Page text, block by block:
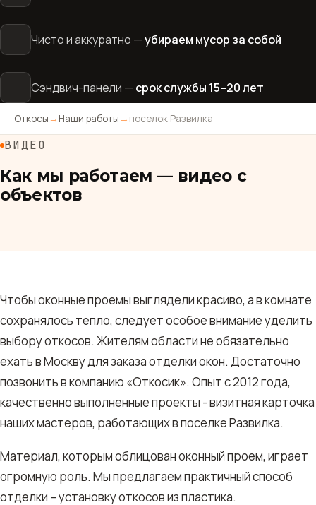
Чисто и аккуратно —убираем мусор за собой
Сэндвич-панели — срок службы 15–20 лет
Откосы → Наши работы → поселок Развилка
ВИДЕО
Как мы работаем — видео с
объектов
Чтобы оконные проемы выглядели красиво, а в комнате
сохранялось тепло, следует особое внимание уделить
выбору откосов. Жителям области не обязательно
ехать в Москву для заказа отделки окон. Достаточно
позвонить в компанию «Откосик». Опыт с 2012 года,
качественно выполненные проекты - визитная карточка
наших мастеров, работающих в поселке Развилка.
Материал, которым облицован оконный проем, играет
огромную роль. Мы предлагаем практичный способ
отделки – установку откосов из пластика.